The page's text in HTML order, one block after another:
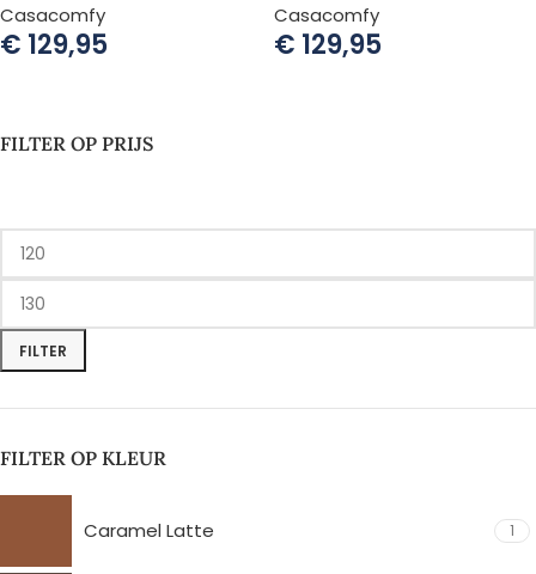
FILTER OP PRIJS
FILTER
FILTER OP KLEUR
Caramel Latte 1
Casacomfy
€ 129,95
Casacomfy
€ 129,95